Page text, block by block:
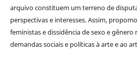
arquivo constituem um terreno de
perspectivas e interesses. Assim,
feministas e dissidência de sexo e gênero
demandas sociais e políticas à arte e ao